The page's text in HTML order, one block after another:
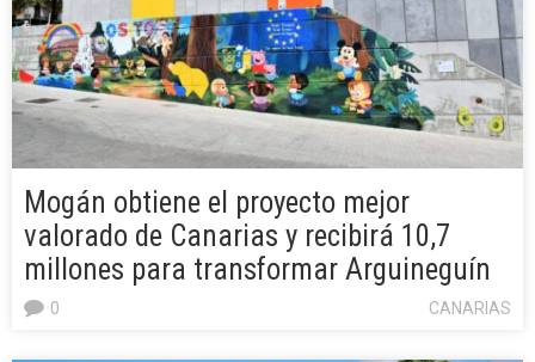
Mogán obtiene el proyecto mejor
valorado de Canarias y recibirá 10,7
millones para transformar Arguineguín
CANARIAS
0